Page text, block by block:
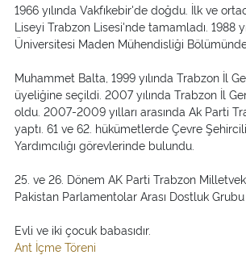
1966 yılında Vakfıkebir'de doğdu. İlk ve
Liseyi Trabzon Lisesi'nde tamamladı. 1988
Üniversitesi Maden Mühendisliği
Muhammet Balta, 1999 yılında Trabzon İl
üyeliğine seçildi. 2007 yılında Trabzon İl
oldu. 2007-2009 yılları arasında Ak Parti
yaptı. 61 ve 62. hükümetlerde Çevre
Yardımcılığı görevlerinde bulundu.
25. ve 26. Dönem AK Parti Trabzon
Pakistan Parlamentolar Arası Dostluk Grubu
Evli ve iki çocuk babasıdır.
Ant İçme Töreni